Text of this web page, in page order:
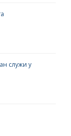
служи у